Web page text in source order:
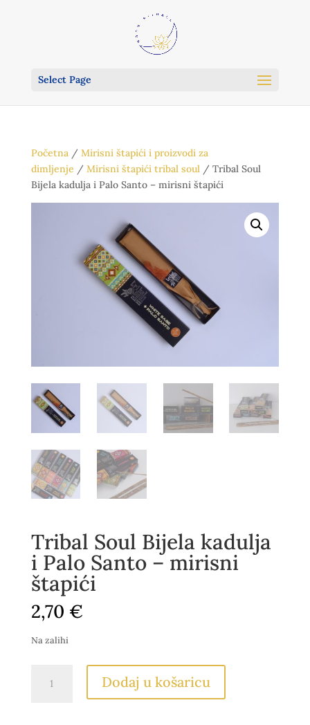
Select Page
Početna/ Mirisni štapići i proizvodi za
dimljenje / Mirisni štapići tribal soul/ Tribal Soul
Bijela kadulja i Palo Santo – mirisni štapići
Tribal Soul Bijela kadulja
i Palo Santo – mirisni
štapići
2,70 €
Na zalihi
Dodaj u košaricu